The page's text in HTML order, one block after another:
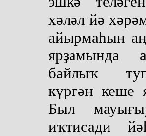
хәләл йә
айырмаһын
ярҙамында
байлыҡ
күргән кеше
Был
иҡтисади